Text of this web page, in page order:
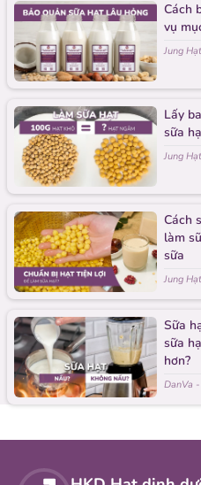
Cách
vụ
Jung Hạt
Lấy
sữa
Jung Hạt
Cách
làm
sữa
Jung Hạt
Sữa
sữa
hơn?
DanVa -